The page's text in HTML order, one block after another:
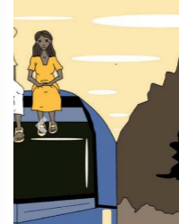
Previous